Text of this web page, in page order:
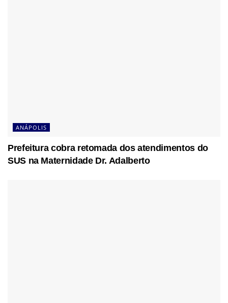
ANÁPOLIS
Prefeitura cobra retomada dos atendimentos do
SUS na Maternidade Dr. Adalberto